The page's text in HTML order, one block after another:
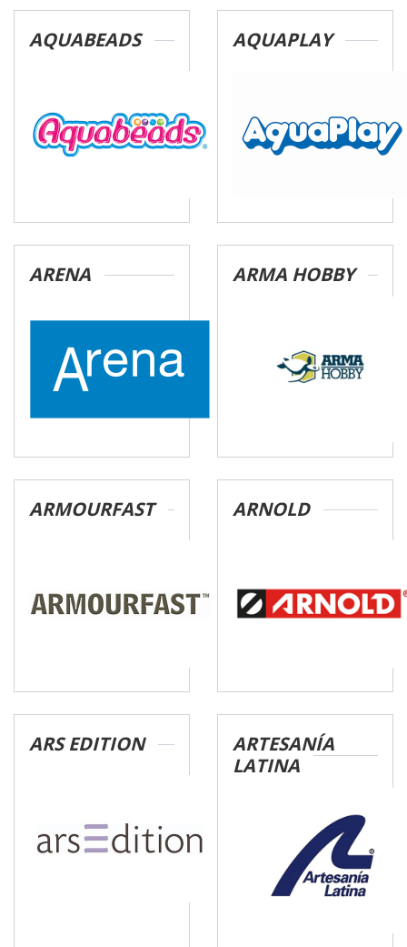
AQUABEADS AQUAPLAY
ARENA ARMA HOBBY
ARMOURFAST ARNOLD
ARS EDITION
ARTESANÍA
LATINA